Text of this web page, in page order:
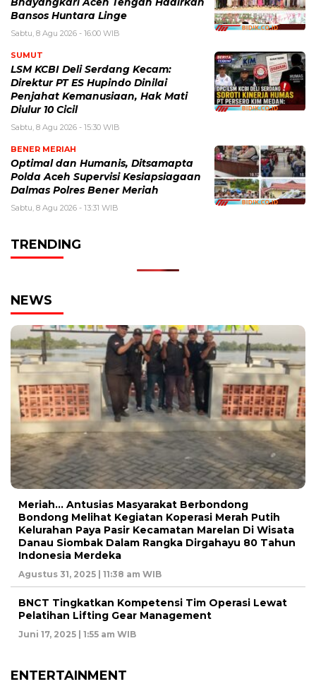
Bansos Huntara Linge
Sabtu, 8 Agu 2026 - 16:00 WIB
SUMUT
LSM KCBI Deli Serdang Kecam:
Direktur PT ES Hupindo Dinilai
Penjahat Kemanusiaan, Hak Mati
Diulur 10 Cicil
Sabtu, 8 Agu 2026 - 15:30 WIB
BENER MERIAH
Optimal dan Humanis, Ditsamapta
Polda Aceh Supervisi Kesiapsiagaan
Dalmas Polres Bener Meriah
Sabtu, 8 Agu 2026 - 13:31 WIB
TRENDING
NEWS
Meriah… Antusias Masyarakat Berbondong
Bondong Melihat Kegiatan Koperasi Merah Putih
Kelurahan Paya Pasir Kecamatan Marelan Di Wisata
Danau Siombak Dalam Rangka Dirgahayu 80 Tahun
Indonesia Merdeka
Agustus 31, 2025 | 11:38 am WIB
BNCT Tingkatkan Kompetensi Tim Operasi Lewat
Pelatihan Lifting Gear Management
Juni 17, 2025 | 1:55 am WIB
ENTERTAINMENT